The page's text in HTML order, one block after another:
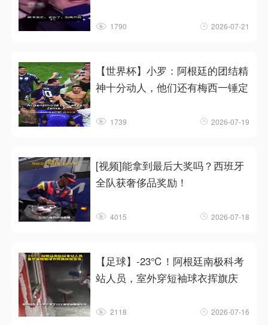
1790 2026-07-21
【世界杯】小罗：阿根廷的团结精
神十分动人，他们还有梅西一锤定
1739 2026-07-19
[视频]能拿到最后大奖吗？西班牙
全队获奢侈品奖励！
4015 2026-07-18
【足球】-23℃！阿根廷南极科考
站人员，室外穿短袖球衣挥旗庆
2118 2026-07-16